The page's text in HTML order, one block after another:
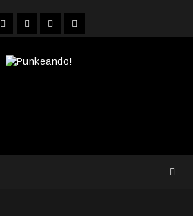
FacebookInstagram
YouTubeTwitter